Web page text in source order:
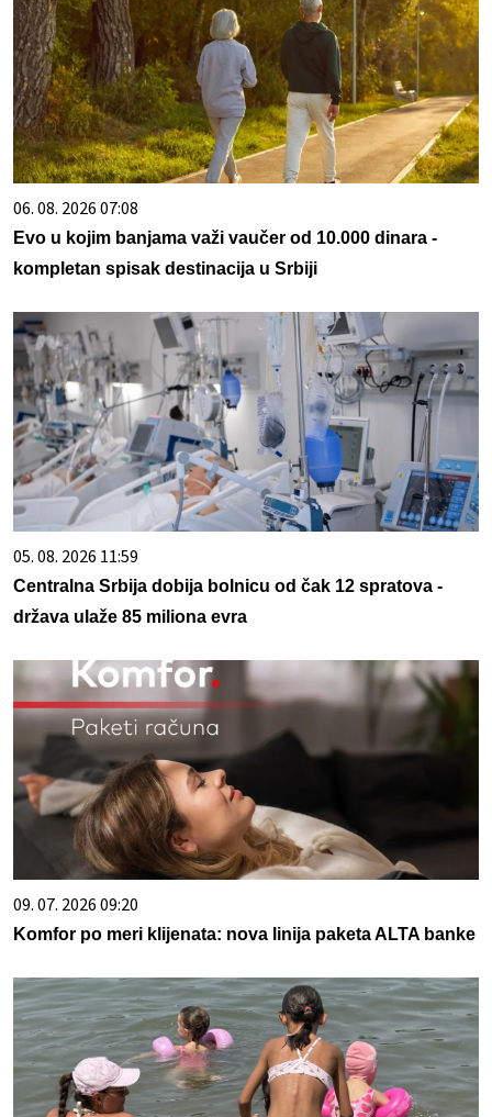
06. 08. 2026 07:08
Evo u kojim banjama važi vaučer od 10.000 dinara -
kompletan spisak destinacija u Srbiji
05. 08. 2026 11:59
Centralna Srbija dobija bolnicu od čak 12 spratova -
država ulaže 85 miliona evra
09. 07. 2026 09:20
Komfor po meri klijenata: nova linija paketa ALTA banke